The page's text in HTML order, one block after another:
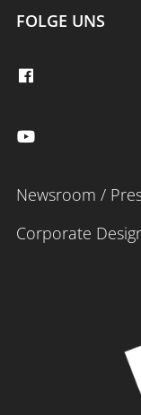
FOLGE UNS
Newsroom /
Corporate